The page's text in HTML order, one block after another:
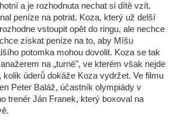
a je rozhodnuta nechat si dítě vzít.
peníze na potrat. Koza, který už delší
vstoupit opět do ringu, ale nechce
získat peníze na to, aby Míšu
potomka mohou dovolit. Koza se tak
na „turné", ve kterém však nejde
úderů dokáže Koza vydržet. Ve filmu
Peter Baláž, účastník olympiády v
trenér Ján Franek, který boxoval na